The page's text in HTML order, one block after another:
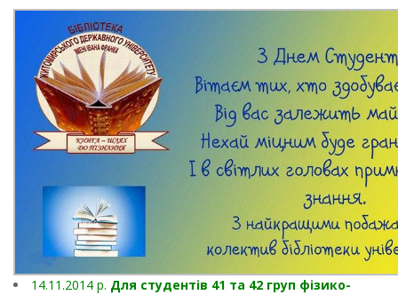
14.11.2014 р. Для студентів 41 та 42 груп фізико-